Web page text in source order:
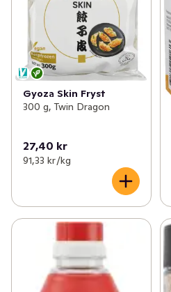
Gyoza Skin Fryst
300 g, Twin Dragon
27,40 kr
91,33 kr /kg